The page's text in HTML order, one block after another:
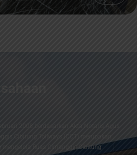
2008 berdasarkan Akta Notaris Agus
Cibitung Tollways (CCT) merupakan
mengelola Ruas Cimanggis-Cibitung